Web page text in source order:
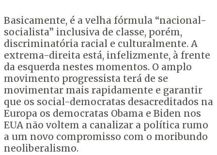
Basicamente, é a velha fórmula “nacional-
socialista” inclusiva de classe, porém,
discriminatória racial e culturalmente. A
extrema-direita está, infelizmente, à frente
da esquerda nestes momentos. O amplo
movimento progressista terá de se
movimentar mais rapidamente e garantir
que os social-democratas desacreditados na
Europa os democratas Obama e Biden nos
EUA não voltem a canalizar a política rumo
a um novo compromisso com o moribundo
neoliberalismo.